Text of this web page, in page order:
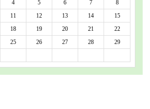
4 5 6 7
8
11 12 13 14
15
18 19 20 21
22
25 26 27 28
29